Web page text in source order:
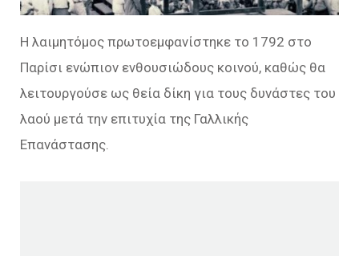
Η λαιμητόμος πρωτοεμφανίστηκε το 1792 στο
Παρίσι ενώπιον ενθουσιώδους κοινού, καθώς θα
λειτουργούσε ως θεία δίκη για τους δυνάστες του
λαού μετά την επιτυχία της Γαλλικής
Επανάστασης.